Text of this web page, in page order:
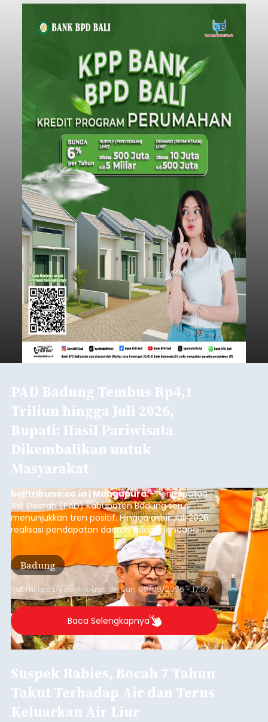
PAD Badung Tembus Rp4,1
Triliun hingga Juli 2026,
Bupati: Hasil Pariwisata
Dikembalikan untuk
Masyarakat
balitribune.co.id | Mangupura- Pendapatan
Asli Daerah (PAD) Kabupaten Badung terus
menunjukkan tren positif. Hingga akhir Juli 2026,
realisasi pendapatan daerah telah mencapai
Rp4,1 triliun atau rata-rata sekitar Rp730 miliar
per bulan, meningkat signifikan dibandingkan
rata-rata penerimaan sebelumnya yang berkisar
Rp350 miliar hingga Rp400 miliar per bulan.
Badung
Submitted by contributoronSun, 08/09/2026 - 17:37
Baca Selengkapnya
Suspek Rabies, Bocah 7 Tahun
Takut Terhadap Air dan Terus
Keluarkan Air Liur